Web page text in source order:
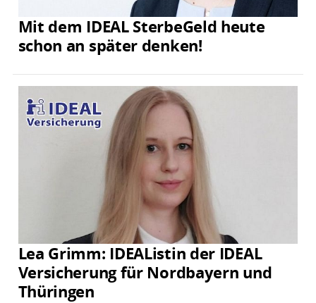
Mit dem IDEAL SterbeGeld heute
schon an später denken!
Lea Grimm: IDEAListin der IDEAL
Versicherung für Nordbayern und
Thüringen